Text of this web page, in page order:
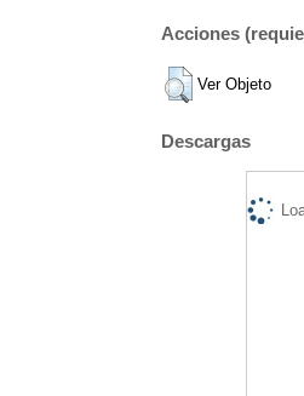
Acciones
Ver Objeto
Descargas